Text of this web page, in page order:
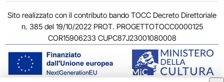
Sito realizzato con il contributo bando TOCC Decreto Direttoriale
n. 385 del 19/10/2022 PROT. PROGETTOTOCC0000125
COR15906233 CUPC87J23001080008